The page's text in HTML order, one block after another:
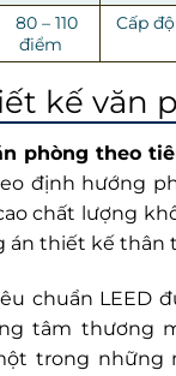
80 – 110
điểm
Cấp
kế văn
phòng theo
định hướng
chất lượng
án thiết kế thân
chuẩn LEED
tâm thương
trong những